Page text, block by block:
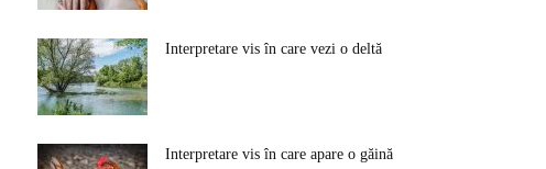
Interpretare vis în care vezi o deltă
Interpretare vis în care apare o găină